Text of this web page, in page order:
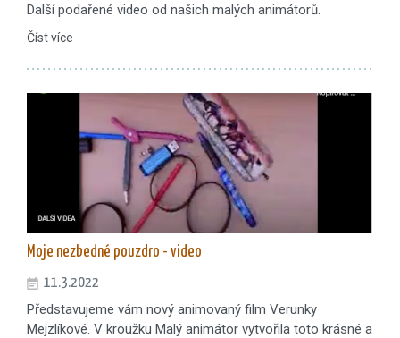
Další podařené video od našich malých animátorů.
Číst více
Moje nezbedné pouzdro - video
11.3.2022
Představujeme vám nový animovaný film Verunky
Mejzlíkové. V kroužku Malý animátor vytvořila toto krásné a